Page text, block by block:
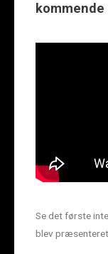
Se det første
blev præsenteret